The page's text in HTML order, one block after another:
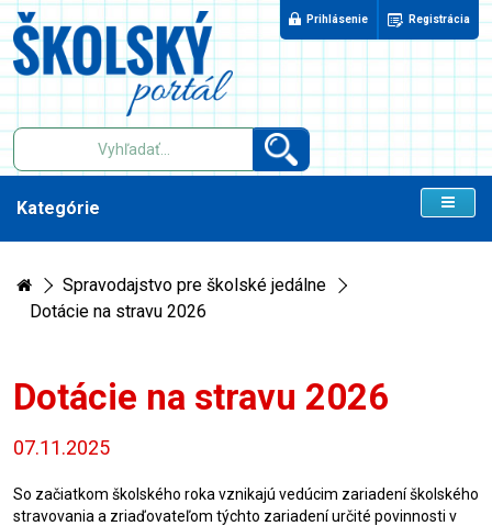
Prihlásenie Registrácia
Kategórie
Spravodajstvo pre školské jedálne
Dotácie na stravu 2026
Dotácie na stravu 2026
07.11.2025
So začiatkom školského roka vznikajú vedúcim zariadení školského
stravovania a zriaďovateľom týchto zariadení určité povinnosti v